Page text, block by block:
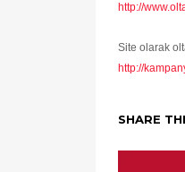
http://
Site olarak
http://
SHARE